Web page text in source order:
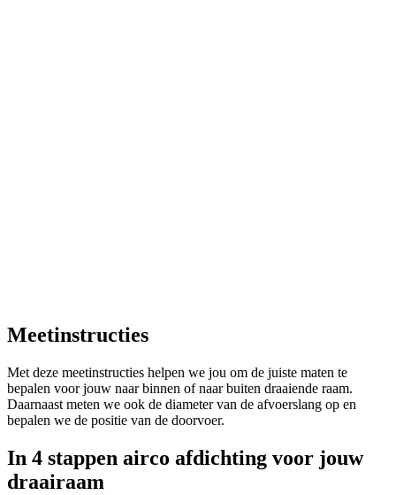
Meetinstructies
Met deze meetinstructies helpen we jou om de juiste maten te
bepalen voor jouw naar binnen of naar buiten draaiende raam.
Daarnaast meten we ook de diameter van de afvoerslang op en
bepalen we de positie van de doorvoer.
In 4 stappen airco afdichting voor jouw
draairaam